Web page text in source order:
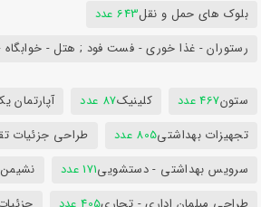
بلوک های حمل و نقل643 عدد
رستوران - غذا خوری - فست فود ; هتل - خوابگاه
ستون467 عدد کلینیک87 عدد آپارتمان
تجهیزات بهداشتی805 عدد طراحی جزئیات
سرویس بهداشتی - دستشویی171 عدد نشیمن